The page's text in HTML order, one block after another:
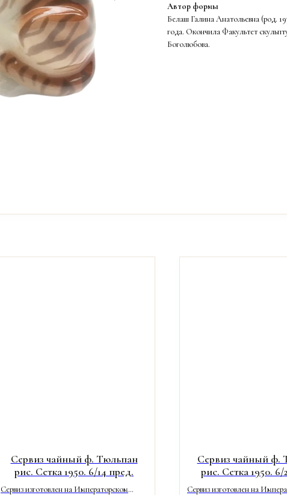
Автор формы
Белаш Галина Анатольевна (род.
года. Окончила Факультет
Боголюбова.
Сервиз чайный ф. Тюльпан
рис. Сетка 1950. 6/14 пред.
Сервиз изготовлен на Императорском
Сервиз чайный ф.
рис. Сетка 1950. 6/
Сервиз изготовлен на